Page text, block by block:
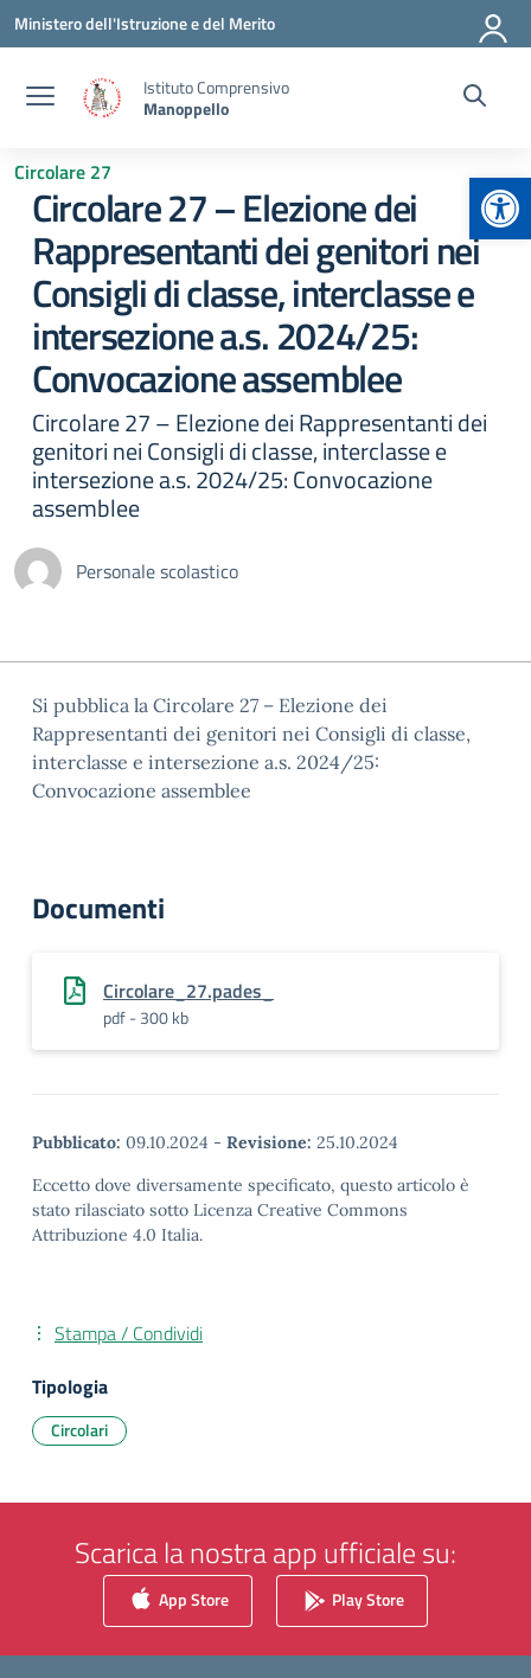
Vai ai contenuti
Vai al menu di navigazione
Vai al footer
Ministero dell'Istruzione e del Merito
Istituto Comprensivo
Manoppello
Circolare 27
Circolare 27 – Elezione dei
Rappresentanti dei genitori nei
Consigli di classe, interclasse e
intersezione a.s. 2024/25:
Convocazione assemblee
Circolare 27 – Elezione dei Rappresentanti dei
genitori nei Consigli di classe, interclasse e
intersezione a.s. 2024/25: Convocazione
assemblee
Personale scolastico
Si pubblica la Circolare 27 – Elezione dei
Rappresentanti dei genitori nei Consigli di classe,
interclasse e intersezione a.s. 2024/25:
Convocazione assemblee
Documenti
Circolare_27.pades_
pdf - 300 kb
Pubblicato: 09.10.2024 - Revisione: 25.10.2024
Eccetto dove diversamente specificato, questo articolo è
stato rilasciato sotto Licenza Creative Commons
Attribuzione 4.0 Italia.
Stampa / Condividi
Tipologia
Circolari
Scarica la nostra app ufficiale su:
App Store Play Store